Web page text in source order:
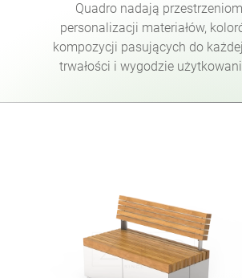
Quadro nadają
personalizacji materiałów,
kompozycji pasujących do
trwałości i wygodzie